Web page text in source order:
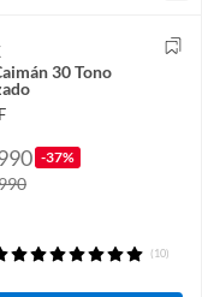
30 Tono
-37%
(10)